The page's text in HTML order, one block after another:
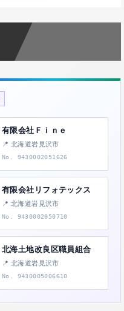
有限会社Ｆｉｎｅ
📍 北海道岩見沢市
No. 9430002051626
有限会社リフォテックス
📍 北海道岩見沢市
No. 9430002050710
北海土地改良区職員組合
📍 北海道岩見沢市
No. 9430005006610